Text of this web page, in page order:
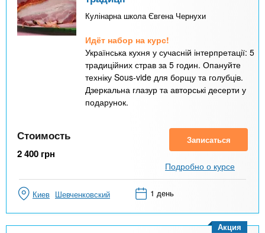
Кулінарна школа Євгена Чернухи
Идёт набор на курс!
Українська кухня у сучасній інтерпретації: 5
традиційних страв за 5 годин. Опануйте
техніку Sous-vide для борщу та голубців.
Дзеркальна глазур та авторські десерти у
подарунок.
Стоимость
2 400 грн
Записаться
Подробно о курсе
Киев Шевченковский 1 день
Акция